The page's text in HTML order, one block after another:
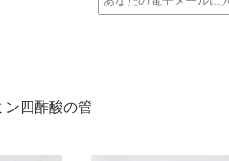
ン四酢酸の管